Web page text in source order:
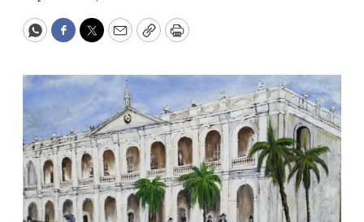
WhatsApp
Facebook
Twitter
EmailCopyPrint